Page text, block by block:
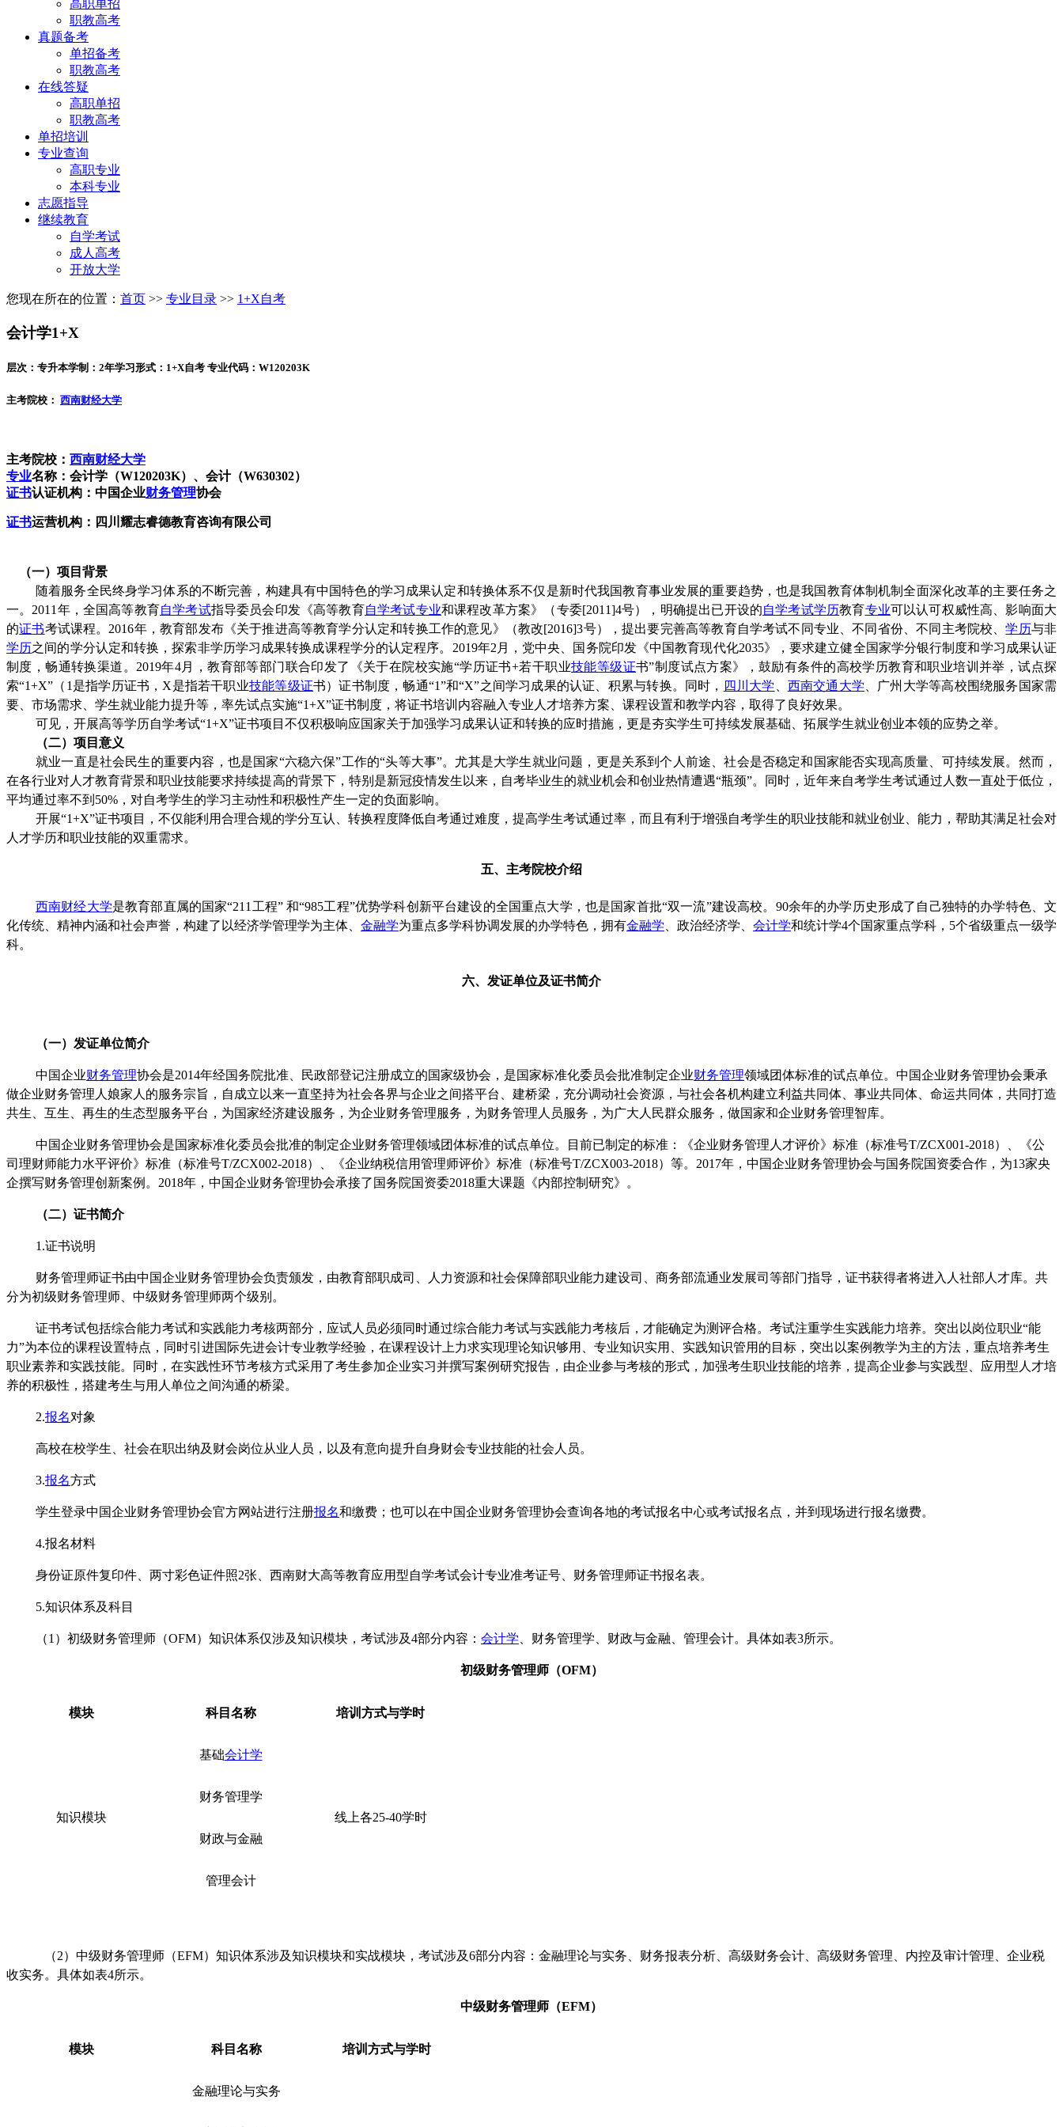
高职单招
职教高考
真题备考
单招备考
职教高考
在线答疑
高职单招
职教高考
单招培训
专业查询
高职专业
本科专业
志愿指导
继续教育
自学考试
成人高考
开放大学
您现在所在的位置： 首页 >> 专业目录 >> 1+X自考
会计学1+X
层次：专升本学制：2年学习形式：1+X自考 专业代码：W120203K
主考院校： 西南财经大学
主考院校： 西南财经大学
专业名称：会计学 （W120203K） 、会计（W630302）
证书认证机构： 中国企业财务管理协会
证书运营机构： 四川耀志睿德教育咨询有限公司
（一）项目背景
随着服务全民终身学习体系的不断完善，构建具有中国特色的学习成果认定和转换体系不仅是新时代我国教育事业发展的重要趋势，也是我国教育体制机制全面深化改革的主要任务之
一。2011年，全国高等教育自学考试指导委员会印发《高等教育自学考试专业和课程改革方案》（专委[2011]4号），明确提出已开设的自学考试学历教育专业可以认可权威性高、影响面大
的证书考试课程。2016年，教育部发布《关于推进高等教育学分认定和转换工作的意见》（教改[2016]3号），提出要完善高等教育自学考试不同专业、不同省份、不同主考院校、学历与非
学历之间的学分认定和转换，探索非学历学习成果转换成课程学分的认定程序。2019年2月，党中央、国务院印发《中国教育现代化2035》，要求建立健全国家学分银行制度和学习成果认证
制度，畅通转换渠道。2019年4月，教育部等部门联合印发了《关于在院校实施“学历证书+若干职业技能等级证书”制度试点方案》，鼓励有条件的高校学历教育和职业培训并举，试点探
索“1+X”（1是指学历证书，X是指若干职业技能等级证书）证书制度，畅通“1”和“X”之间学习成果的认证、积累与转换。同时， 四川大学 西南交通大学 、广州大学等高校围绕服务国家需
要、市场需求、学生就业能力提升等，率先试点实施“1+X”证书制度，将证书培训内容融入专业人才培养方案、课程设置和教学内容，取得了良好效果。
可见，开展高等学历自学考试“1+X”证书项目不仅积极响应国家关于加强学习成果认证和转换的应时措施，更是夯实学生可持续发展基础、拓展学生就业创业本领的应势之举。
（二）项目意义
就业一直是社会民生的重要内容，也是国家“六稳六保”工作的“头等大事”。尤其是大学生就业问题，更是关系到个人前途、社会是否稳定和国家能否实现高质量、可持续发展。然而，
在各行业对人才教育背景和职业技能要求持续提高的背景下，特别是新冠疫情发生以来，自考毕业生的就业机会和创业热情遭遇“瓶颈”。同时，近年来自考学生考试通过人数一直处于低位，
平均通过率不到50%，对自考学生的学习主动性和积极性产生一定的负面影响。
开展“1+X”证书项目，不仅能利用合理合规的学分互认、转换程度降低自考通过难度，提高学生考试通过率，而且有利于增强自考学生的职业技能和就业创业、能力，帮助其满足社会对
人才学历和职业技能的双重需求。
五、主考院校介绍
西南财经大学是教育部直属的国家“211工程” 和“985工程”优势学科创新平台建设的全国重点大学，也是国家首批“双一流”建设高校。90余年的办学历史形成了自己独特的办学特色、文
化传统、精神内涵和社会声誉，构建了以经济学管理学为主体、 金融学为重点多学科协调发展的办学特色，拥有金融学 、政治经济学、 会计学和统计学4个国家重点学科，5个省级重点一级学
科。
六、发证单位及证书简介
（一） 发证单位简介
中国企业财务管理协会是2014年经国务院批准、民政部登记注册成立的国家级协会，是国家标准化委员会批准制定企业财务管理领域团体标准的试点单位。中国企业财务管理协会秉承
做企业财务管理人娘家人的服务宗旨，自成立以来一直坚持为社会各界与企业之间搭平台、建桥梁，充分调动社会资源，与社会各机构建立利益共同体、事业共同体、命运共同体，共同打造
共生、互生、再生的生态型服务平台，为国家经济建设服务，为企业财务管理服务，为财务管理人员服务，为广大人民群众服务，做国家和企业财务管理智库。
中国企业财务管理协会是国家标准化委员会批准的制定企业财务管理领域团体标准的试点单位。目前已制定的标准：《企业财务管理人才评价》标准（标准号T/ZCX001-2018）、《公
司理财师能力水平评价》标准（标准号T/ZCX002-2018）、《企业纳税信用管理师评价》标准（标准号T/ZCX003-2018）等。2017年，中国企业财务管理协会与国务院国资委合作，为13家央
企撰写财务管理创新案例。2018年，中国企业财务管理协会承接了国务院国资委2018重大课题《内部控制研究》。
（二） 证书简介
1.证书说明
财务管理师证书由中国企业财务管理协会负责颁发，由教育部职成司、人力资源和社会保障部职业能力建设司、商务部流通业发展司等部门指导，证书获得者将进入人社部人才库。共
分为初级财务管理师、中级财务管理师两个级别。
证书考试包括综合能力考试和实践能力考核两部分，应试人员必须同时通过综合能力考试与实践能力考核后，才能确定为测评合格。考试注重学生实践能力培养。突出以岗位职业“能
力”为本位的课程设置特点，同时引进国际先进会计专业教学经验，在课程设计上力求实现理论知识够用、专业知识实用、实践知识管用的目标，突出以案例教学为主的方法，重点培养考生
职业素养和实践技能。同时，在实践性环节考核方式采用了考生参加企业实习并撰写案例研究报告，由企业参与考核的形式，加强考生职业技能的培养，提高企业参与实践型、应用型人才培
养的积极性，搭建考生与用人单位之间沟通的桥梁。
2.报名对象
高校在校学生、社会在职出纳及财会岗位从业人员，以及有意向提升自身财会专业技能的社会人员。
3.报名方式
学生登录中国企业财务管理协会官方网站进行注册报名和缴费；也可以在中国企业财务管理协会查询各地的考试报名中心或考试报名点，并到现场进行报名缴费。
4.报名材料
身份证原件复印件、两寸彩色证件照2张、西南财大高等教育应用型自学考试会计专业准考证号、财务管理师证书报名表。
5.知识体系及科目
（1）初级财务管理师（OFM）知识体系仅涉及知识模块，考试涉及4部分内容： 会计学 、财务管理学、财政与金融、管理会计。具体如表3所示。
初级财务管理师（OFM）
模块 科目名称 培训方式与学时
知识模块
基础会计学
线上各25-40学时
财务管理学
财政与金融
管理会计
（2）中级财务管理师（EFM）知识体系涉及知识模块和实战模块，考试涉及6部分内容：金融理论与实务、财务报表分析、高级财务会计、高级财务管理、内控及审计管理、企业税
收实务。具体如表4所示。
中级财务管理师（EFM）
模块 科目名称 培训方式与学时
金融理论与实务